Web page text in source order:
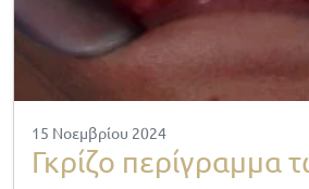
15 Νοεμβρίου 2024
Γκρίζο περίγραμμα